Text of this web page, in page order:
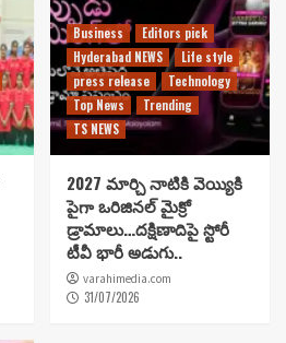
Business
Editors pick
Hyderabad NEWS
Life style
press release
Technology
Top News
Trending
TS NEWS
2027 మార్చి నాటికి వెయ్యికి
పైగా ఒరిజినల్ మైక్రో
డ్రామాలు…దక్షిణాదిపై స్టోరీ
టీవీ భారీ అడుగు..
varahimedia.com
31/07/2026